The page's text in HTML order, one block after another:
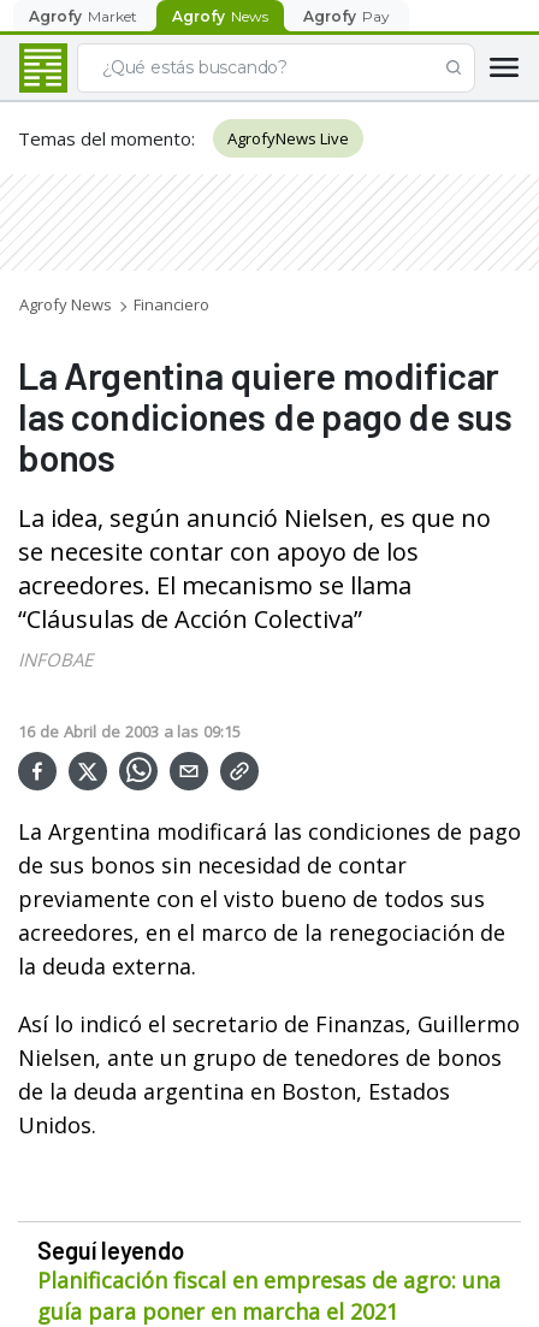
Agrofy Market Agrofy News Agrofy Pay
Temas del momento: AgrofyNews Live
Agrofy News Financiero
La Argentina quiere modificar
las condiciones de pago de sus
bonos
La idea, según anunció Nielsen, es que no
se necesite contar con apoyo de los
acreedores. El mecanismo se llama
“Cláusulas de Acción Colectiva”
INFOBAE
16 de Abril de 2003 a las 09:15
La Argentina modificará las condiciones de pago
de sus bonos sin necesidad de contar
previamente con el visto bueno de todos sus
acreedores, en el marco de la renegociación de
la deuda externa.
Así lo indicó el secretario de Finanzas, Guillermo
Nielsen, ante un grupo de tenedores de bonos
de la deuda argentina en Boston, Estados
Unidos.
Seguí leyendo
Planificación fiscal en empresas de agro: una
guía para poner en marcha el 2021